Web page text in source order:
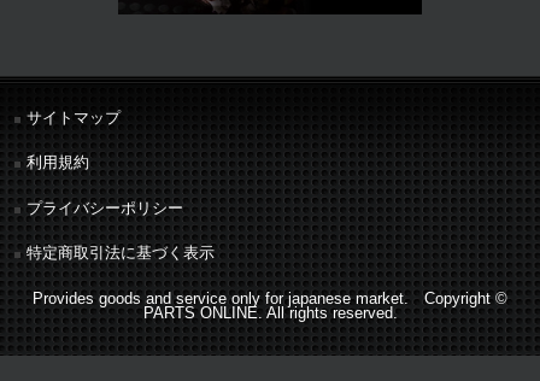
サイトマップ
利用規約
プライバシーポリシー
特定商取引法に基づく表示
Provides goods and service only for japanese market. Copyright ©
PARTS ONLINE. All rights reserved.